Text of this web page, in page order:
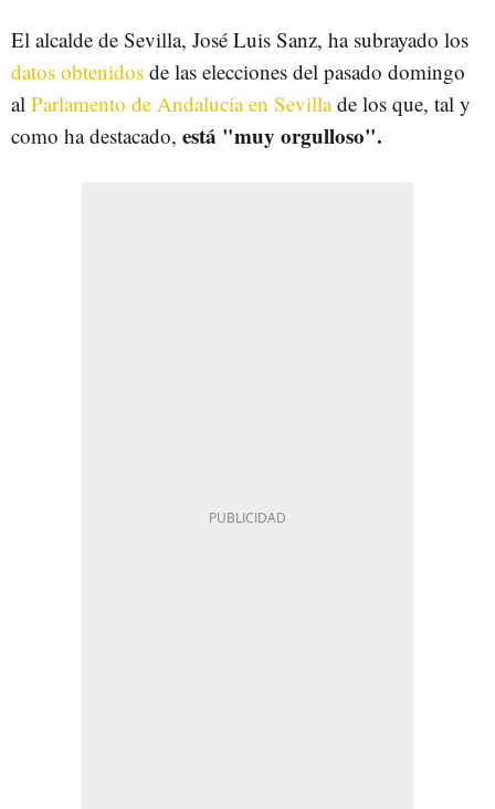
El alcalde de Sevilla, José Luis Sanz, ha subrayado los
datos obtenidos de las elecciones del pasado domingo
al Parlamento de Andalucía en Sevillade los que, tal y
como ha destacado, está "muy orgulloso".